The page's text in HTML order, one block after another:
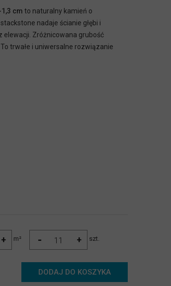
cm to naturalny kamień o
nadaje ścianie głębi i
elewacji. Zróżnicowana grubość
trwałe i uniwersalne rozwiązanie
+ m² - + szt.
DODAJ DO KOSZYKA